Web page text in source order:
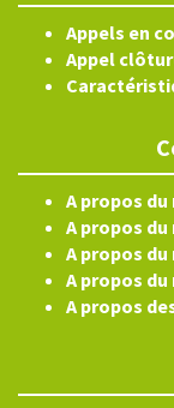
Appels en
Appel
A propos du
A propos du
A propos du
A propos du
A propos